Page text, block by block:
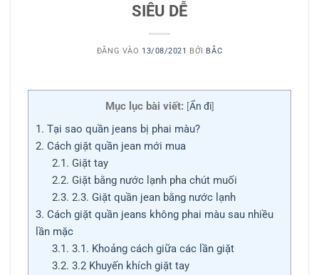
SIÊU DỄ
ĐĂNG VÀO 13/08/2021 BỞI BẮC
Mục lục bài viết: [Ẩn đi]
1. Tại sao quần jeans bị phai màu?
2. Cách giặt quần jean mới mua
2.1. Giặt tay
2.2. Giặt bằng nước lạnh pha chút muối
2.3. 2.3. Giặt quần jean bằng nước lạnh
3. Cách giặt quần jeans không phai màu sau nhiều
lần mặc
3.1. 3.1. Khoảng cách giữa các lần giặt
3.2. 3.2 Khuyến khích giặt tay